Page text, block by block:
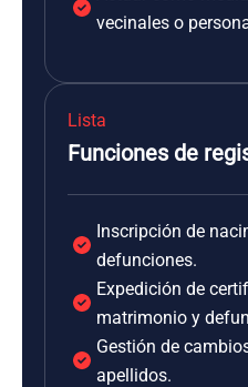
vecinales o
Lista
Funciones de
Inscripción de
defunciones.
Expedición de
matrimonio y
Gestión de
apellidos.